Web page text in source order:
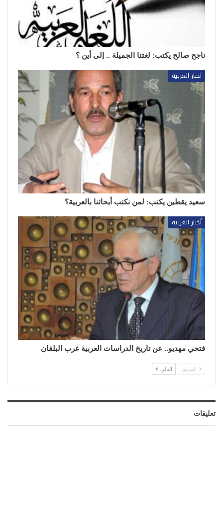
ناجح صالح يكتب: لغتنا الجميلة .. إلى أين ؟
أخبار العربية
سعيد يقطين يكتب: لمن نكتب أبحاثنا بالعربية؟
أخبار العربية
فتحي مهديو.. عن تاريخ الدراسات العربية غرب البلقان
السابق التالي
تعليقات